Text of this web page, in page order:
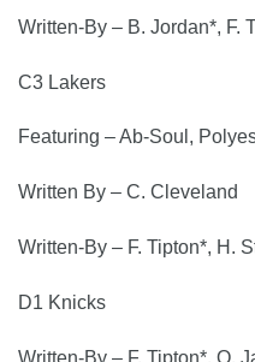
Written-By – B. Jordan*, F.
C3 Lakers
Featuring – Ab-Soul,
Written By – C. Cleveland
Written-By – F. Tipton*, H.
D1 Knicks
Written-By – F. Tipton*, O.